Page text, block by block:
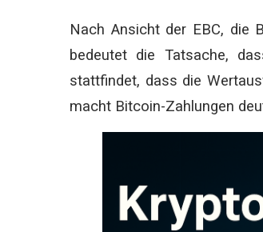
Nach Ansicht der EBC, die
bedeutet die Tatsache,
stattfindet, dass die
macht Bitcoin-Zahlungen